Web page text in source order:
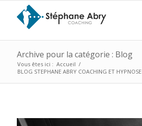
Archive pour la catégorie : Blog
Vous êtes ici : Accueil /
BLOG STEPHANE ABRY COACHING ET HYPNOSE